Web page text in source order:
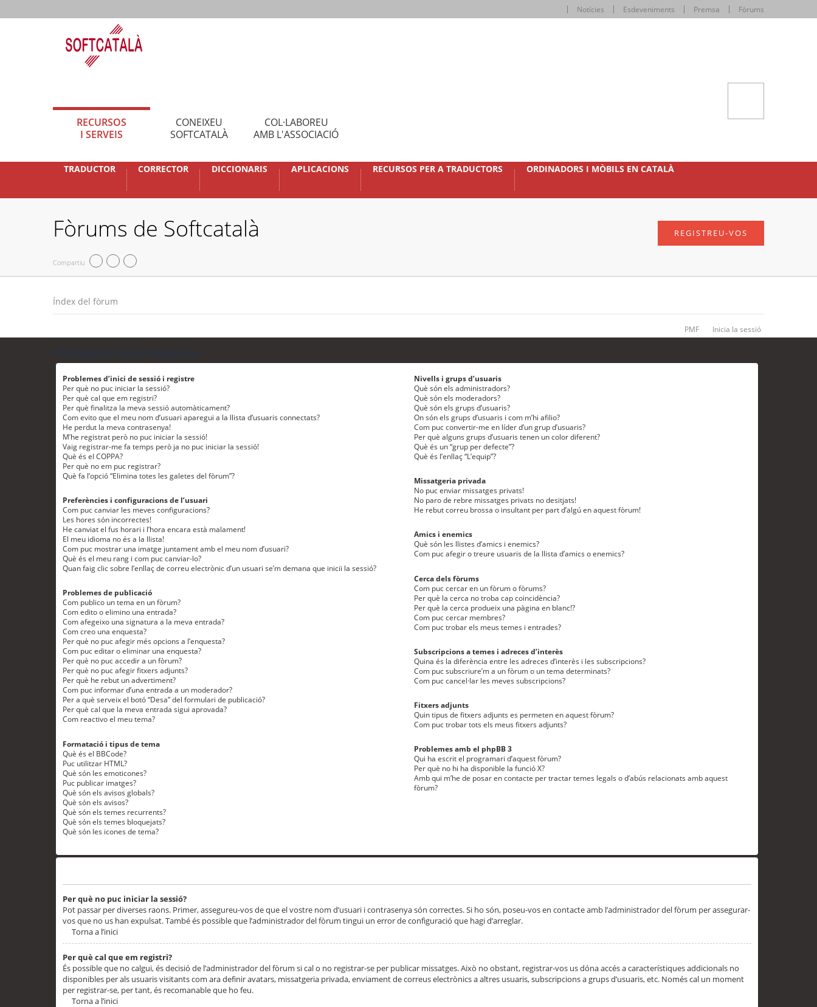
Notícies Esdeveniments Premsa Fòrums
RECURSOS
I SERVEIS
CONEIXEU
SOFTCATALÀ
COL·LABOREU
AMB L'ASSOCIACIÓ
TRADUCTOR CORRECTOR DICCIONARIS APLICACIONS RECURSOS PER A TRADUCTORS ORDINADORS I MÒBILS EN CATALÀ
Fòrums de Softcatalà
Compartiu
REGISTREU-VOS
Índex del fòrum
PMF Inicia la sessió
Problemes d’inici de sessió i registre
Per què no puc iniciar la sessió?
Per què cal que em registri?
Per què finalitza la meva sessió automàticament?
Com evito que el meu nom d’usuari aparegui a la llista d’usuaris connectats?
He perdut la meva contrasenya!
M’he registrat però no puc iniciar la sessió!
Vaig registrar-me fa temps però ja no puc iniciar la sessió!
Què és el COPPA?
Per què no em puc registrar?
Què fa l’opció “Elimina totes les galetes del fòrum”?
Preferències i configuracions de l’usuari
Com puc canviar les meves configuracions?
Les hores són incorrectes!
He canviat el fus horari i l’hora encara està malament!
El meu idioma no és a la llista!
Com puc mostrar una imatge juntament amb el meu nom d’usuari?
Què és el meu rang i com puc canviar-lo?
Quan faig clic sobre l’enllaç de correu electrònic d’un usuari se’m demana que iniciï la sessió?
Problemes de publicació
Com publico un tema en un fòrum?
Com edito o elimino una entrada?
Com afegeixo una signatura a la meva entrada?
Com creo una enquesta?
Per què no puc afegir més opcions a l’enquesta?
Com puc editar o eliminar una enquesta?
Per què no puc accedir a un fòrum?
Per què no puc afegir fitxers adjunts?
Per què he rebut un advertiment?
Com puc informar d’una entrada a un moderador?
Per a què serveix el botó “Desa” del formulari de publicació?
Per què cal que la meva entrada sigui aprovada?
Com reactivo el meu tema?
Formatació i tipus de tema
Què és el BBCode?
Puc utilitzar HTML?
Què són les emoticones?
Puc publicar imatges?
Què són els avisos globals?
Què són els avisos?
Què són els temes recurrents?
Què són els temes bloquejats?
Què són les icones de tema?
Nivells i grups d’usuaris
Què són els administradors?
Què són els moderadors?
Què són els grups d’usuaris?
On són els grups d’usuaris i com m’hi afilio?
Com puc convertir-me en líder d’un grup d’usuaris?
Per què alguns grups d’usuaris tenen un color diferent?
Què és un “grup per defecte”?
Què és l’enllaç “L’equip”?
Missatgeria privada
No puc enviar missatges privats!
No paro de rebre missatges privats no desitjats!
He rebut correu brossa o insultant per part d’algú en aquest fòrum!
Amics i enemics
Què són les llistes d’amics i enemics?
Com puc afegir o treure usuaris de la llista d’amics o enemics?
Cerca dels fòrums
Com puc cercar en un fòrum o fòrums?
Per què la cerca no troba cap coincidència?
Per què la cerca produeix una pàgina en blanc!?
Com puc cercar membres?
Com puc trobar els meus temes i entrades?
Subscripcions a temes i adreces d’interès
Quina és la diferència entre les adreces d’interès i les subscripcions?
Com puc subscriure’m a un fòrum o un tema determinats?
Com puc cancel·lar les meves subscripcions?
Fitxers adjunts
Quin tipus de fitxers adjunts es permeten en aquest fòrum?
Com puc trobar tots els meus fitxers adjunts?
Problemes amb el phpBB 3
Qui ha escrit el programari d’aquest fòrum?
Per què no hi ha disponible la funció X?
Amb qui m’he de posar en contacte per tractar temes legals o d’abús relacionats amb aquest
fòrum?
Per què no puc iniciar la sessió?
Pot passar per diverses raons. Primer, assegureu-vos de que el vostre nom d’usuari i contrasenya són correctes. Si ho són, poseu-vos en contacte amb l’administrador del fòrum per assegurar-
vos que no us han expulsat. També és possible que l’administrador del fòrum tingui un error de configuració que hagi d’arreglar.
Torna a l’inici
Per què cal que em registri?
És possible que no calgui, és decisió de l’administrador del fòrum si cal o no registrar-se per publicar missatges. Això no obstant, registrar-vos us dóna accés a característiques addicionals no
disponibles per als usuaris visitants com ara definir avatars, missatgeria privada, enviament de correus electrònics a altres usuaris, subscripcions a grups d’usuaris, etc. Només cal un moment
per registrar-se, per tant, és recomanable que ho feu.
Torna a l’inici